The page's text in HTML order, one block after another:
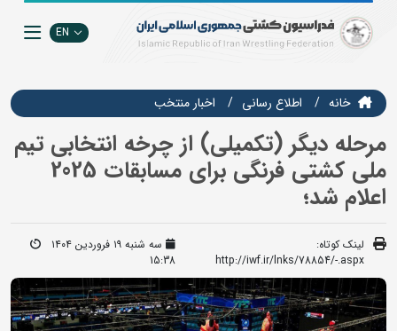
EN
خانه اطلاع رسانی اخبار منتخب
مرحله دیگر (تکمیلی) از چرخه انتخابی تیم
ملی کشتی فرنگی برای مسابقات 2025
اعلام شد؛
لینک کوتاه:
http://iwf.ir/lnks/78854/-.aspx
سه شنبه ۱۹ فروردین ۱۴۰۴
15:38